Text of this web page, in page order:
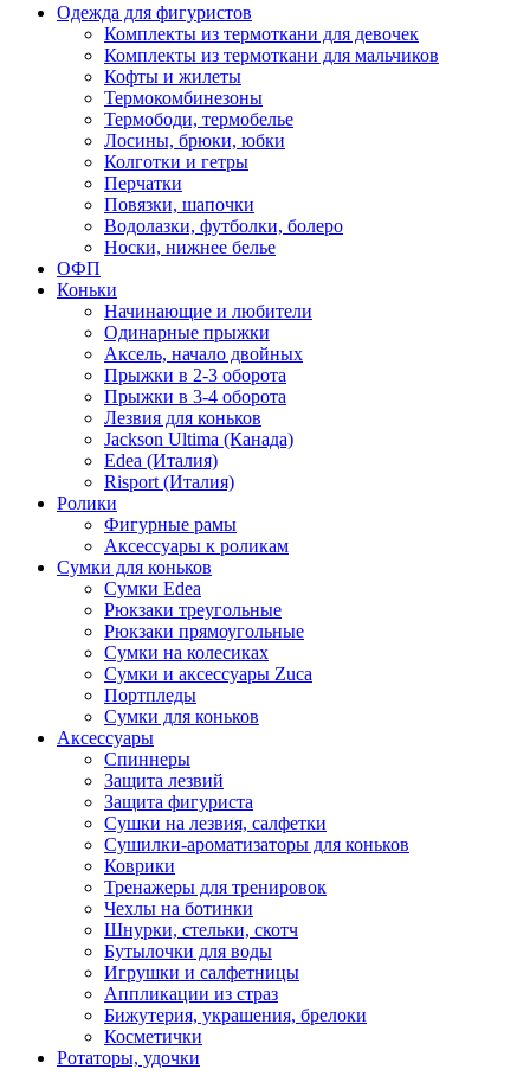
Одежда для фигуристов
Комплекты из термоткани для девочек
Комплекты из термоткани для мальчиков
Кофты и жилеты
Термокомбинезоны
Термободи, термобелье
Лосины, брюки, юбки
Колготки и гетры
Перчатки
Повязки, шапочки
Водолазки, футболки, болеро
Носки, нижнее белье
ОФП
Коньки
Начинающие и любители
Одинарные прыжки
Аксель, начало двойных
Прыжки в 2-3 оборота
Прыжки в 3-4 оборота
Лезвия для коньков
Jackson Ultima (Канада)
Edea (Италия)
Risport (Италия)
Ролики
Фигурные рамы
Аксессуары к роликам
Сумки для коньков
Сумки Edea
Рюкзаки треугольные
Рюкзаки прямоугольные
Сумки на колесиках
Сумки и аксессуары Zuca
Портпледы
Сумки для коньков
Аксессуары
Спиннеры
Защита лезвий
Защита фигуриста
Сушки на лезвия, салфетки
Сушилки-ароматизаторы для коньков
Коврики
Тренажеры для тренировок
Чехлы на ботинки
Шнурки, стельки, скотч
Бутылочки для воды
Игрушки и салфетницы
Аппликации из страз
Бижутерия, украшения, брелоки
Косметички
Ротаторы, удочки